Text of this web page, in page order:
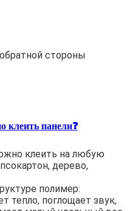
стороны
клеить панели❓
клеить на любую
дерево,
полимер:
тепло, поглощает звук,